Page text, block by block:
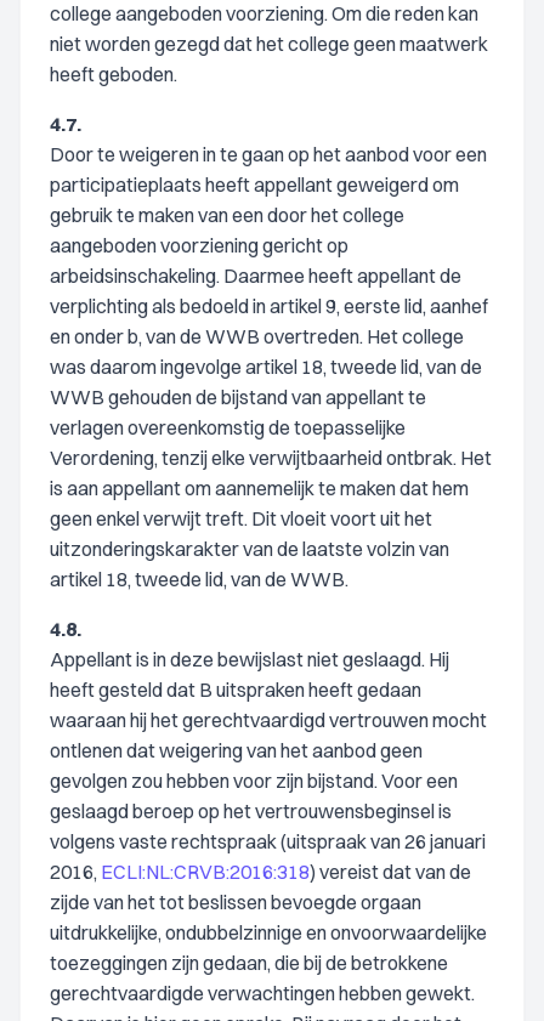
college aangeboden voorziening. Om die reden kan
niet worden gezegd dat het college geen maatwerk
heeft geboden.
4.7.
Door te weigeren in te gaan op het aanbod voor een
participatieplaats heeft appellant geweigerd om
gebruik te maken van een door het college
aangeboden voorziening gericht op
arbeidsinschakeling. Daarmee heeft appellant de
verplichting als bedoeld in artikel 9, eerste lid, aanhef
en onder b, van de WWB overtreden. Het college
was daarom ingevolge artikel 18, tweede lid, van de
WWB gehouden de bijstand van appellant te
verlagen overeenkomstig de toepasselijke
Verordening, tenzij elke verwijtbaarheid ontbrak. Het
is aan appellant om aannemelijk te maken dat hem
geen enkel verwijt treft. Dit vloeit voort uit het
uitzonderingskarakter van de laatste volzin van
artikel 18, tweede lid, van de WWB.
4.8.
Appellant is in deze bewijslast niet geslaagd. Hij
heeft gesteld dat B uitspraken heeft gedaan
waaraan hij het gerechtvaardigd vertrouwen mocht
ontlenen dat weigering van het aanbod geen
gevolgen zou hebben voor zijn bijstand. Voor een
geslaagd beroep op het vertrouwensbeginsel is
volgens vaste rechtspraak (uitspraak van 26 januari
2016, ECLI:NL:CRVB:2016:318) vereist dat van de
zijde van het tot beslissen bevoegde orgaan
uitdrukkelijke, ondubbelzinnige en onvoorwaardelijke
toezeggingen zijn gedaan, die bij de betrokkene
gerechtvaardigde verwachtingen hebben gewekt.